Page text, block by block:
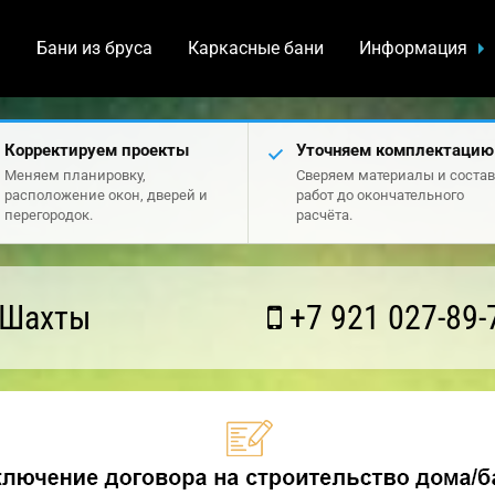
Бани из бруса Каркасные бани Информация
Корректируем проекты
Меняем планировку,
расположение окон, дверей и
перегородок.
Уточняем комплектацию
Сверяем материалы и состав
работ до окончательного
расчёта.
+7 921 027-89-